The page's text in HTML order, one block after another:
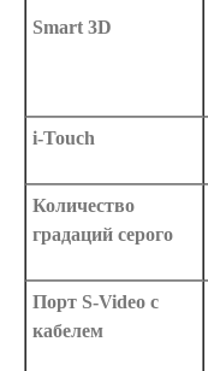
Smart 3D
i-Touch
Количество
градаций серого
Порт S-Video с
кабелем